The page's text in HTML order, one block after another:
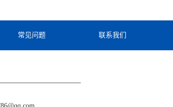
常见问题 联系我们